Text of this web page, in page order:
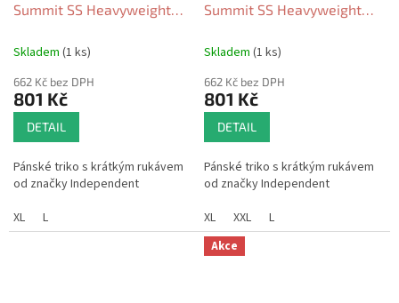
Summit SS Heavyweight
Skladem (1 ks)
662 Kč bez DPH
801 Kč
DETAIL
Pánské triko s krátkým rukávem
od značky Independent
XL
L
Summit SS Heavyweight
Skladem (1 ks)
662 Kč bez DPH
801 Kč
DETAIL
Pánské triko s krátkým rukávem
od značky Independent
XL
XXL L
Akce